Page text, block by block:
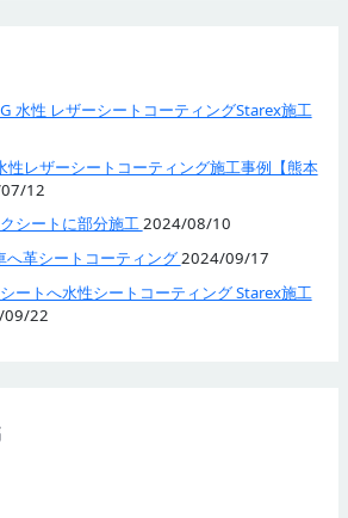
水性 レザーシートコーティングStarex施工
性レザーシートコーティング施工事例【熊本
12
シートに部分施工2024/08/10
へ革シートコーティング2024/09/17
ートへ水性シートコーティング Starex施工
22